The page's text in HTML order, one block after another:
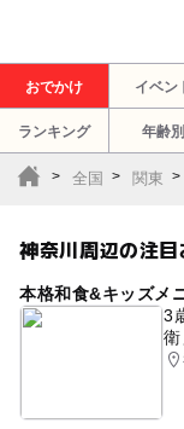
おでかけ イベン
ランキング 年齢別
全国 関東
神奈川周辺の注
本格和食&キッズメ
3
衛